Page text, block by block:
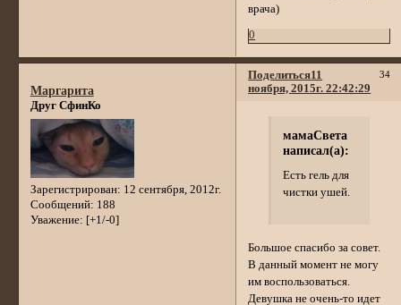
врача)
0
Поделиться 34
11
ноября, 2015г. 22:42:29
Маргарита
Друг СфинКо
Зарегистрирован: 12 сентября, 2012г.
Сообщений: 188
Уважение: [+1/-0]
мамаСвета
написал(а):
Есть гель для
чистки ушей.
Большое спасибо за совет.
В данный момент не могу
им воспользоваться.
Девушка не очень-то идет